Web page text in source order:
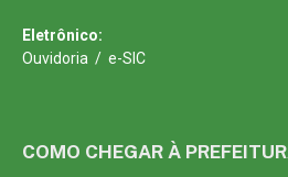
Eletrônico:
Ouvidoria / e-SIC
COMO CHEGAR À